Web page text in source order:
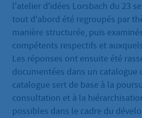
l'atelier d'idées Lorsbach du 23
tout d'abord été regroupés par
manière structurée, puis
compétents respectifs et
Les réponses ont ensuite été
documentées dans un catalogue
catalogue sert de base à la
consultation et à la
possibles dans le cadre du